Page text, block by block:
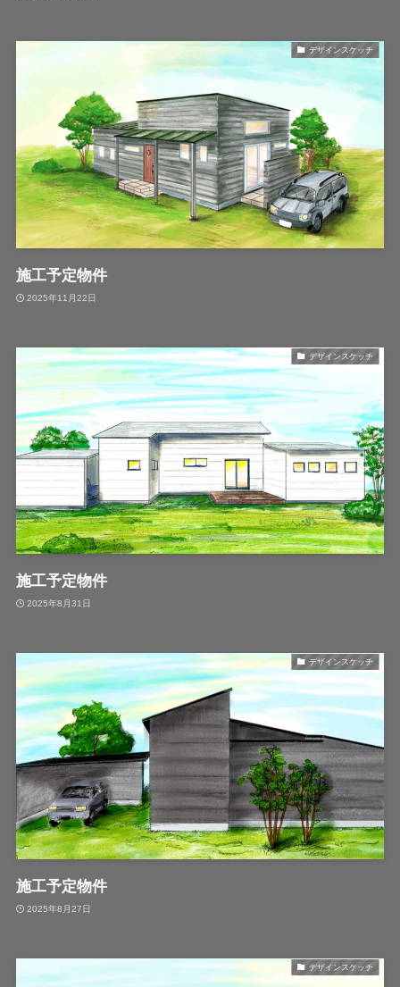
デザインスケッチ
施工予定物件
2025年11月22日
デザインスケッチ
施工予定物件
2025年8月31日
デザインスケッチ
施工予定物件
2025年8月27日
デザインスケッチ